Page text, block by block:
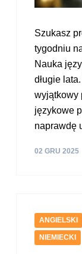
Szukasz
tygodniu
Nauka
długie
wyjątkowy
językowe
naprawdę
02 GRU 2025
ANGIELSKI
NIEMIECKI